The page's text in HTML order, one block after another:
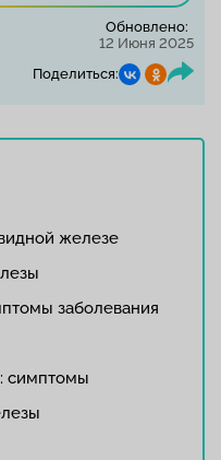
Обновлено:
12 Июня 2025
Поделиться:
железе
заболевания
симптомы